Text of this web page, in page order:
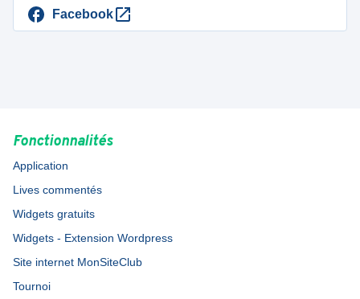
Facebook
Fonctionnalités
Application
Lives commentés
Widgets gratuits
Widgets - Extension Wordpress
Site internet MonSiteClub
Tournoi